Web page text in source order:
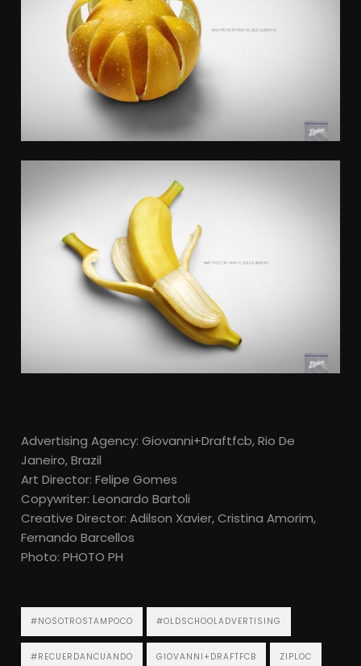
Advertising Agency: Giovanni+Draftfcb, Rio De
Janeiro, Brazil
Art Director: Felipe Gomes
Copywriter: Leonardo Bartoli
Creative Director: Adilson Xavier, Cristina Amorim,
Fernando Barcellos
Photo: PHOTO PH
#NOSOTROSTAMPOCO #OLDSCHOOLADVERTISING
#RECUERDANCUANDO GIOVANNI+DRAFTFCB ZIPLOC